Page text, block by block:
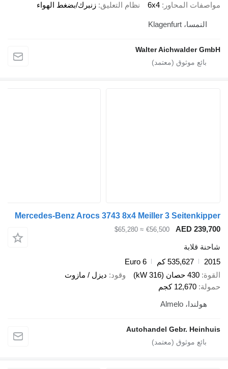
المحاور
6x4 نظام التعليق زنبرك/بضغط الهواء
Walter Aichwalder
Mercedes-Benz Arocs 3743 8x4 Meiller 3
AED
€56,500
≈ $65,280
535,627 كم
Euro 6
430 حصان (316 kW)
وقود
ديزل / مازوت
12,670 كجم
Autohandel Gebr.